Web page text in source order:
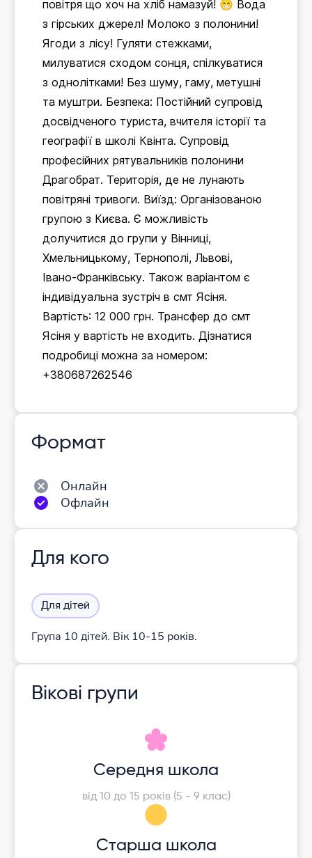
повітря що хоч на хліб намазуй! 😁 Вода
з гірських джерел! Молоко з полонини!
Ягоди з лісу! Гуляти стежками,
милуватися сходом сонця, спілкуватися
з однолітками! Без шуму, гаму, метушні
та муштри. Безпека: Постійний супровід
досвідченого туриста, вчителя історії та
географії в школі Квінта. Супровід
професійних рятувальників полонини
Драгобрат. Територія, де не лунають
повітряні тривоги. Виїзд: Організованою
групою з Києва. Є можливість
долучитися до групи у Вінниці,
Хмельницькому, Тернополі, Львові,
Івано-Франківську. Також варіантом є
індивідуальна зустріч в смт Ясіня.
Вартість: 12 000 грн. Трансфер до смт
Ясіня у вартість не входить. Дізнатися
подробиці можна за номером:
+380687262546
Формат
Онлайн
Офлайн
Для кого
Для дітей
Група 10 дітей. Вік 10-15 років.
Вікові групи
Середня школа
від 10 до 15 років (5 - 9 клас)
Старша школа